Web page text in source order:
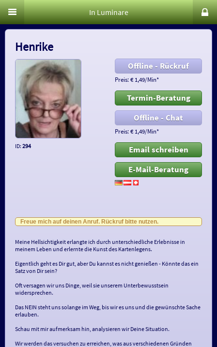
In Luminare
Henrike
Offline - Rückruf
Preis: € 1,49/Min*
Termin-Beratung
Offline - Chat
Preis: € 1,49/Min*
Email schreiben
E-Mail-Beratung
ID: 294
Freue mich auf deinen Anruf. Rückruf bitte nutzen.
Meine Hellsichtigkeit erlangte ich durch unterschiedliche Erlebnisse in
meinem Leben und erlernte die Kunst des Kartenlegens.
Eigentlich geht es Dir gut, aber Du kannst es nicht genießen - Könnte das ein
Satz von Dir sein?
Oft versagen wir uns Dinge, weil sie unserem Unterbewusstsein
widersprechen.
Das NEIN steht uns solange im Weg, bis wir es uns und die gewünschte Sache
erlauben.
Schau mit mir aufmerksam hin, analysieren wir Deine Situation.
Wir werden das versuchen zu erreichen, was aus verschiedenen Gründen